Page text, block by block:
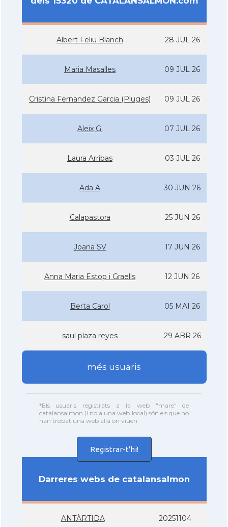
Albert Feliu Blanch 28 JUL 26
Maria Masalles 09 JUL 26
Cristina Fernandez Garcia (Pluges) 09 JUL 26
Aleix G. 07 JUL 26
Laura Arribas 03 JUL 26
Ada A 30 JUN 26
Calapastora 25 JUN 26
Joana SV 17 JUN 26
Anna Maria Estop i Graells 12 JUN 26
Berta Carol 05 MAI 26
saul plaza reyes 29 ABR 26
més usuaris
*Els usuaris registrats a la web "mare" de
catalansalmon (i no a una web local) són els que no
han trobat una web allà on viuen
Registrar-t'hi!
Darreres webs de catalansalmon
ANTÀRTIDA 20251104